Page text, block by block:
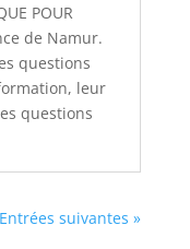
POUR
de Namur.
questions
leur
questions
Entrées suivantes »